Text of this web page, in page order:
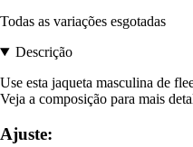
Todas as variações esgotadas
Descrição
Use esta jaqueta masculina de
Veja a composição para mais
Ajuste: